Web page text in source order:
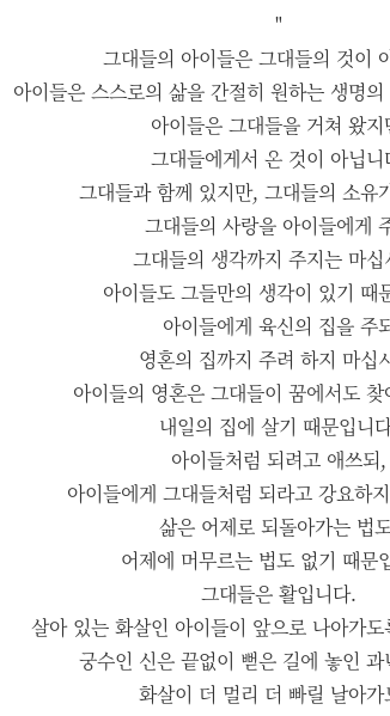
"
그대들의 아이들은 그대들의 것이
아이들은 스스로의 삶을 간절히 원하는 생명
아이들은 그대들을 거쳐 왔지
그대들에게서 온 것이 아닙니
그대들과 함께 있지만, 그대들의 소유
그대들의 사랑을 아이들에게
그대들의 생각까지 주지는 마십
아이들도 그들만의 생각이 있기 때
아이들에게 육신의 집을 주
영혼의 집까지 주려 하지 마십
아이들의 영혼은 그대들이 꿈에서도
내일의 집에 살기 때문입니
아이들처럼 되려고 애쓰되,
아이들에게 그대들처럼 되라고 강요하
삶은 어제로 되돌아가는 법
어제에 머무르는 법도 없기 때문
그대들은 활입니다.
살아 있는 화살인 아이들이 앞으로 나아가
궁수인 신은 끝없이 뻗은 길에 놓인 과
화살이 더 멀리 더 빠릴 날아가